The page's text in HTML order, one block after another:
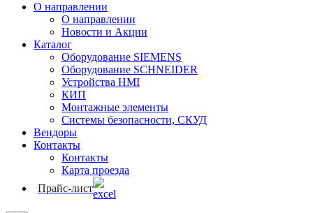
О направлении
О направлении
Новости и Акции
Каталог
Оборудование SIEMENS
Оборудование SCHNEIDER
Устройства HMI
КИП
Монтажные элементы
Системы безопасности, СКУД
Вендоры
Контакты
Контакты
Карта проезда
Прайс-лист